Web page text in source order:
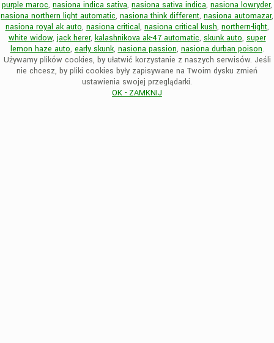
purple maroc, nasiona indica sativa, nasiona sativa indica, nasiona lowryder,
nasiona northern light automatic, nasiona think different, nasiona automazar,
nasiona royal ak auto, nasiona critical, nasiona critical kush, northern-light,
white widow, jack herer, kalashnikova ak-47 automatic, skunk auto, super
lemon haze auto, early skunk, nasiona passion, nasiona durban poison.
Używamy plików cookies, by ułatwić korzystanie z naszych serwisów. Jeśli
nie chcesz, by pliki cookies były zapisywane na Twoim dysku zmień
ustawienia swojej przeglądarki.
OK - ZAMKNIJ